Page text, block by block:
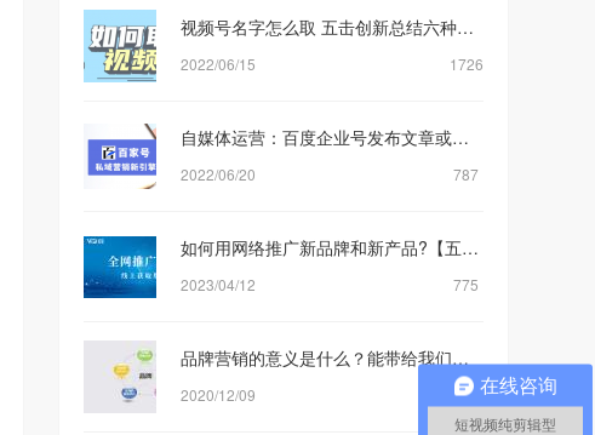
视频号名字怎么取 五击创新总结六种视频号取名方式
2022/06/15 1726
自媒体运营：百度企业号发布文章或者视频审核规则机制是什么？【五击创新】
2022/06/20 787
如何用网络推广新品牌和新产品?【五击创新】
2023/04/12 775
品牌营销的意义是什么？能带给我们什么样的转化？
2020/12/09 667 在线咨询
短视频纯剪辑型